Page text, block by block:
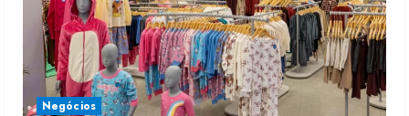
Negócios